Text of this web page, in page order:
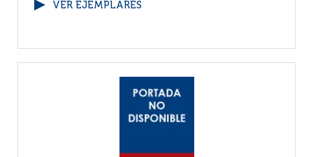
VER EJEMPLARES